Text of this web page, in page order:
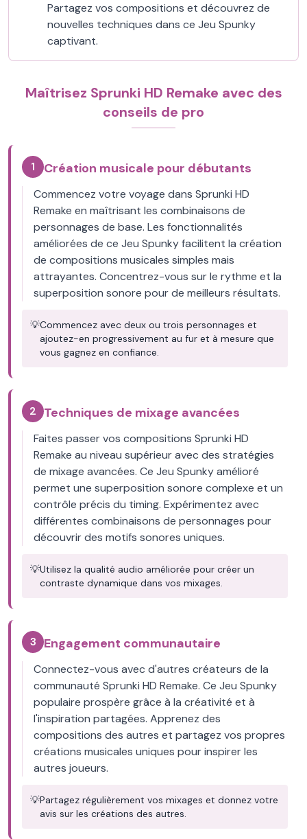
Partagez vos compositions et découvrez de
nouvelles techniques dans ce Jeu Spunky
captivant.
Maîtrisez Sprunki HD Remake avec des
conseils de pro
1 Création musicale pour débutants
Commencez votre voyage dans Sprunki HD
Remake en maîtrisant les combinaisons de
personnages de base. Les fonctionnalités
améliorées de ce Jeu Spunky facilitent la création
de compositions musicales simples mais
attrayantes. Concentrez-vous sur le rythme et la
superposition sonore pour de meilleurs résultats.
💡Commencez avec deux ou trois personnages et
ajoutez-en progressivement au fur et à mesure que
vous gagnez en confiance.
2 Techniques de mixage avancées
Faites passer vos compositions Sprunki HD
Remake au niveau supérieur avec des stratégies
de mixage avancées. Ce Jeu Spunky amélioré
permet une superposition sonore complexe et un
contrôle précis du timing. Expérimentez avec
différentes combinaisons de personnages pour
découvrir des motifs sonores uniques.
💡Utilisez la qualité audio améliorée pour créer un
contraste dynamique dans vos mixages.
3 Engagement communautaire
Connectez-vous avec d'autres créateurs de la
communauté Sprunki HD Remake. Ce Jeu Spunky
populaire prospère grâce à la créativité et à
l'inspiration partagées. Apprenez des
compositions des autres et partagez vos propres
créations musicales uniques pour inspirer les
autres joueurs.
💡Partagez régulièrement vos mixages et donnez votre
avis sur les créations des autres.